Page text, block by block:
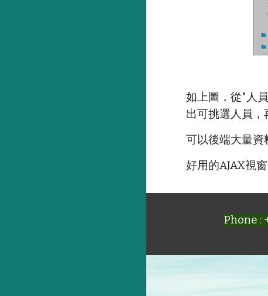
如上圖，從"人
出可挑選人員，
可以後端大量資
好用的AJAX視
Phone :